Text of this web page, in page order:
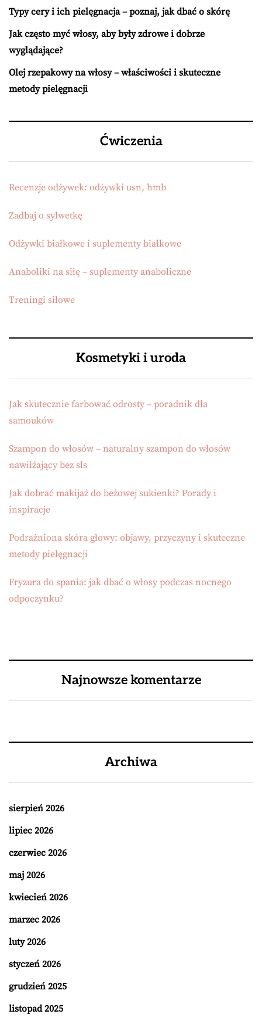
Typy cery i ich pielęgnacja – poznaj, jak dbać o skórę
Jak często myć włosy, aby były zdrowe i dobrze
wyglądające?
Olej rzepakowy na włosy – właściwości i skuteczne
metody pielęgnacji
Ćwiczenia
Recenzje odżywek: odżywki usn, hmb
Zadbaj o sylwetkę
Odżywki białkowe i suplementy białkowe
Anaboliki na siłę – suplementy anaboliczne
Treningi siłowe
Kosmetyki i uroda
Jak skutecznie farbować odrosty – poradnik dla
samouków
Szampon do włosów – naturalny szampon do włosów
nawilżający bez sls
Jak dobrać makijaż do beżowej sukienki? Porady i
inspiracje
Podrażniona skóra głowy: objawy, przyczyny i skuteczne
metody pielęgnacji
Fryzura do spania: jak dbać o włosy podczas nocnego
odpoczynku?
Najnowsze komentarze
Archiwa
sierpień 2026
lipiec 2026
czerwiec 2026
maj 2026
kwiecień 2026
marzec 2026
luty 2026
styczeń 2026
grudzień 2025
listopad 2025